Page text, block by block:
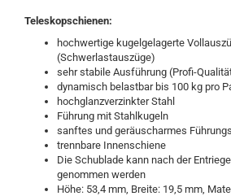
Teleskopschienen:
hochwertige kugelgelagerte
(Schwerlastauszüge)
sehr stabile Ausführung (Profi-
dynamisch belastbar bis 100 kg pro
hochglanzverzinkter Stahl
Führung mit Stahlkugeln
sanftes und geräuscharmes
trennbare Innenschiene
Die Schublade kann nach der
genommen werden
Höhe: 53,4 mm, Breite: 19,5 mm,